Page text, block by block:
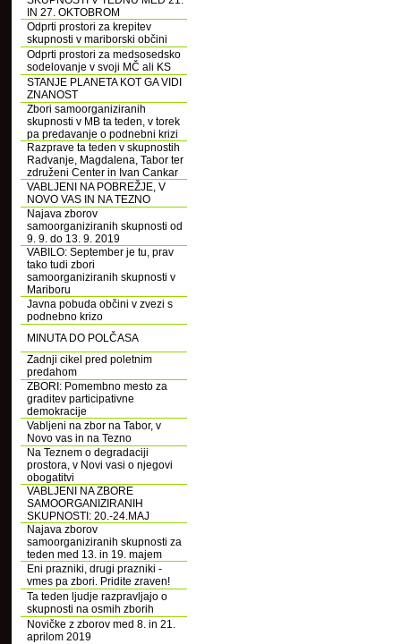
IN 27. OKTOBROM
Odprti prostori za krepitev
skupnosti v mariborski občini
Odprti prostori za medsosedsko
sodelovanje v svoji MČ ali KS
STANJE PLANETA KOT GA VIDI
ZNANOST
Zbori samoorganiziranih
skupnosti v MB ta teden, v torek
pa predavanje o podnebni krizi
Razprave ta teden v skupnostih
Radvanje, Magdalena, Tabor ter
združeni Center in Ivan Cankar
VABLJENI NA POBREŽJE, V
NOVO VAS IN NA TEZNO
Najava zborov
samoorganiziranih skupnosti od
9. 9. do 13. 9. 2019
VABILO: September je tu, prav
tako tudi zbori
samoorganiziranih skupnosti v
Mariboru
Javna pobuda občini v zvezi s
podnebno krizo
MINUTA DO POLČASA
Zadnji cikel pred poletnim
predahom
ZBORI: Pomembno mesto za
graditev participativne
demokracije
Vabljeni na zbor na Tabor, v
Novo vas in na Tezno
Na Teznem o degradaciji
prostora, v Novi vasi o njegovi
obogatitvi
VABLJENI NA ZBORE
SAMOORGANIZIRANIH
SKUPNOSTI: 20.-24.MAJ
Najava zborov
samoorganiziranih skupnosti za
teden med 13. in 19. majem
Eni prazniki, drugi prazniki -
vmes pa zbori. Pridite zraven!
Ta teden ljudje razpravljajo o
skupnosti na osmih zborih
Novičke z zborov med 8. in 21.
aprilom 2019